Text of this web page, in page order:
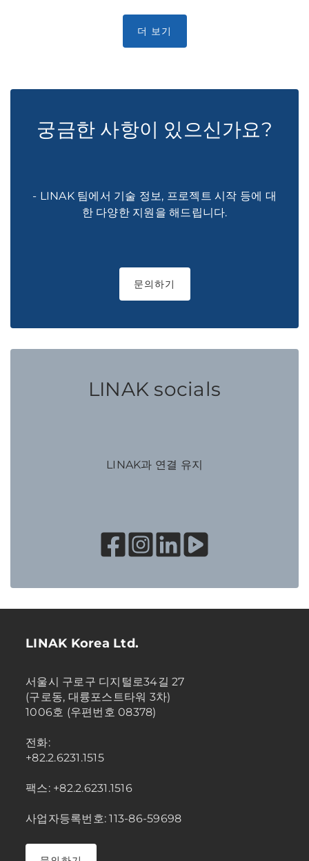
궁금한 사항이 있으신가요?
- LINAK 팀에서 기술 정보, 프로젝트 시작 등에 대
한 다양한 지원을 해드립니다.
문의하기
LINAK socials
LINAK과 연결 유지
LINAK Korea Ltd.
서울시 구로구 디지털로34길 27
(구로동, 대륭포스트타워 3차)
1006호 (우편번호 08378)
전화:
+82.2.6231.1515
팩스: +82.2.6231.1516
사업자등록번호: 113-86-59698